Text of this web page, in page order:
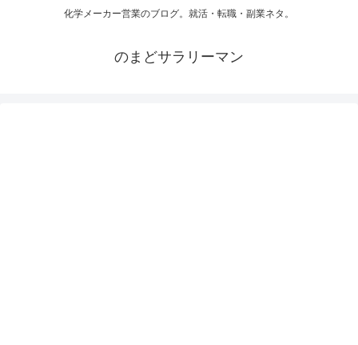
化学メーカー営業のブログ。就活・転職・副業ネタ。
のまどサラリーマン